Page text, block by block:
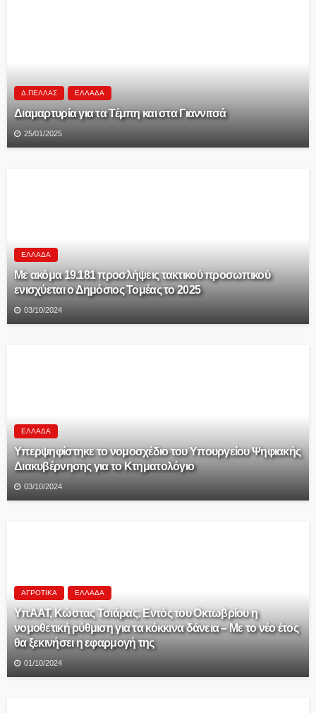
Δ.ΠΈΛΛΑΣ ΕΛΛΆΔΑ
Διαμαρτυρία για τα Τέμπη και στα Γιαννιτσά
25/01/2025
ΕΛΛΆΔΑ
Με ακόμα 19.181 προσλήψεις τακτικού προσωπικού
ενισχύεται ο Δημόσιος Τομέας το 2025
03/10/2024
ΕΛΛΆΔΑ
Υπερψηφίστηκε το νομοσχέδιο του Υπουργείου Ψηφιακής
Διακυβέρνησης για το Κτηματολόγιο
03/10/2024
ΑΓΡΟΤΙΚΆ ΕΛΛΆΔΑ
ΥπΑΑΤ, Κώστας Τσιάρας: Εντός του Οκτωβρίου η
νομοθετική ρύθμιση για τα κόκκινα δάνεια – Με το νέο έτος
θα ξεκινήσει η εφαρμογή της
01/10/2024